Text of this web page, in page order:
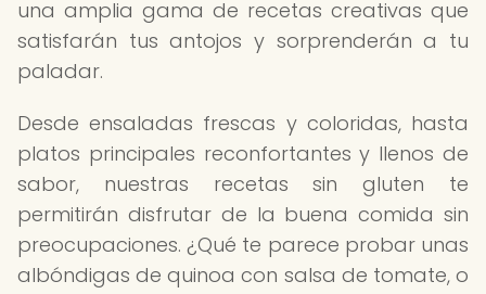
una amplia gama de recetas creativas que
satisfarán tus antojos y sorprenderán a tu
paladar.
Desde ensaladas frescas y coloridas, hasta
platos principales reconfortantes y llenos de
sabor, nuestras recetas sin gluten te
permitirán disfrutar de la buena comida sin
preocupaciones. ¿Qué te parece probar unas
albóndigas de quinoa con salsa de tomate, o